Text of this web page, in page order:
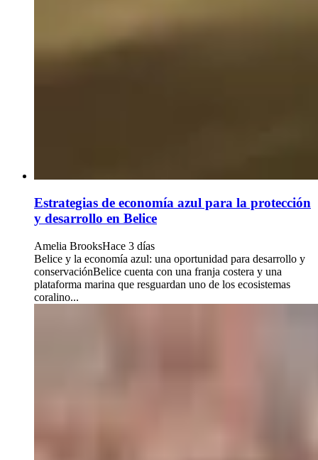
Estrategias de economía azul para la protección
y desarrollo en Belice
Amelia BrooksHace 3 días
Belice y la economía azul: una oportunidad para desarrollo y
conservaciónBelice cuenta con una franja costera y una
plataforma marina que resguardan uno de los ecosistemas
coralino...